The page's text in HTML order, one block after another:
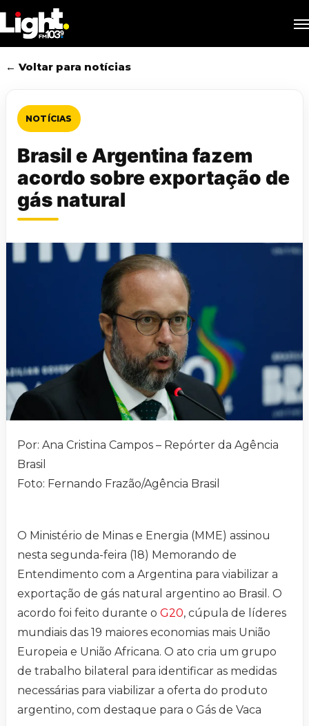
to
main
content
← Voltar para notícias
NOTÍCIAS
Brasil e Argentina fazem
acordo sobre exportação de
gás natural
Por: Ana Cristina Campos – Repórter da Agência
Brasil
Foto: Fernando Frazão/Agência Brasil
O Ministério de Minas e Energia (MME) assinou
nesta segunda-feira (18) Memorando de
Entendimento com a Argentina para viabilizar a
exportação de gás natural argentino ao Brasil. O
acordo foi feito durante o G20, cúpula de líderes
mundiais das 19 maiores economias mais União
Europeia e União Africana. O ato cria um grupo
de trabalho bilateral para identificar as medidas
necessárias para viabilizar a oferta do produto
argentino, com destaque para o Gás de Vaca